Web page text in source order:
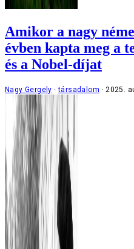
Amikor a nagy
évben kapta meg a
és a Nobel-díjat
Nagy Gergely társadalom 2025.